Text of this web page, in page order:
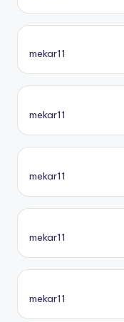
mekar11
mekar11
mekar11
mekar11
mekar11